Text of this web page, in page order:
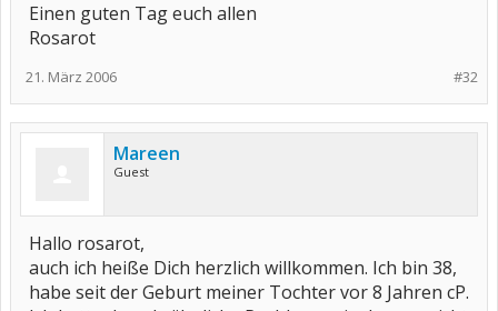
Einen guten Tag euch allen
Rosarot
#32
21. März 2006
Mareen
Guest
Hallo rosarot,
auch ich heiße Dich herzlich willkommen. Ich bin 38,
habe seit der Geburt meiner Tochter vor 8 Jahren cP.